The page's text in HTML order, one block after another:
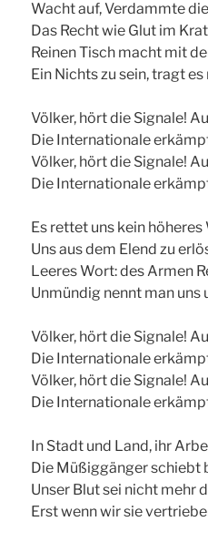
Wacht auf, Verdammte
Das Recht wie Glut im
Reinen Tisch macht mit
Ein Nichts zu sein, tragt
Völker, hört die Signale!
Die Internationale
Völker, hört die Signale!
Die Internationale
Es rettet uns kein höheres
Uns aus dem Elend zu
Leeres Wort: des Armen
Unmündig nennt man uns
Völker, hört die Signale!
Die Internationale
Völker, hört die Signale!
Die Internationale
In Stadt und Land, ihr
Die Müßiggänger schiebt
Unser Blut sei nicht mehr
Erst wenn wir sie